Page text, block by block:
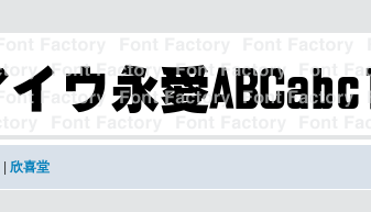
欣喜堂